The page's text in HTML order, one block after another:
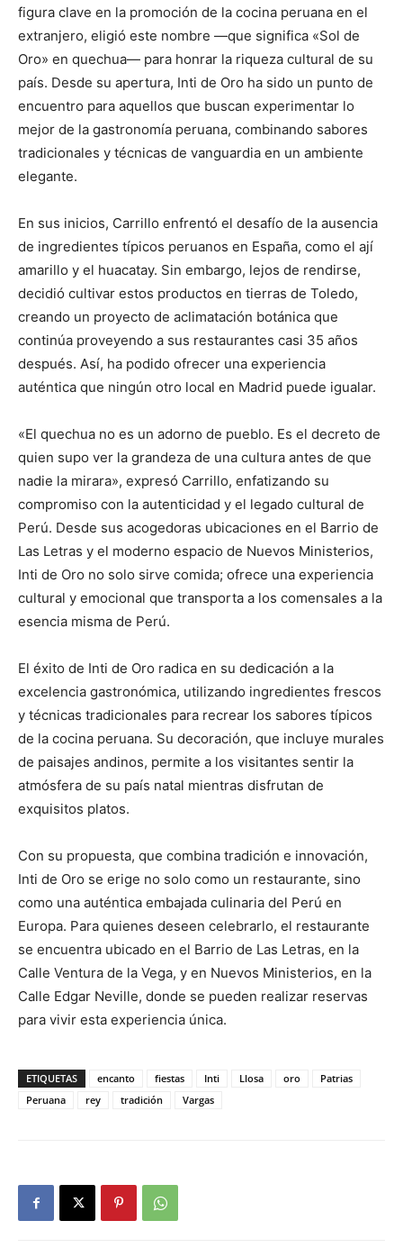
figura clave en la promoción de la cocina peruana en el
extranjero, eligió este nombre —que significa «Sol de
Oro» en quechua— para honrar la riqueza cultural de su
país. Desde su apertura, Inti de Oro ha sido un punto de
encuentro para aquellos que buscan experimentar lo
mejor de la gastronomía peruana, combinando sabores
tradicionales y técnicas de vanguardia en un ambiente
elegante.
En sus inicios, Carrillo enfrentó el desafío de la ausencia
de ingredientes típicos peruanos en España, como el ají
amarillo y el huacatay. Sin embargo, lejos de rendirse,
decidió cultivar estos productos en tierras de Toledo,
creando un proyecto de aclimatación botánica que
continúa proveyendo a sus restaurantes casi 35 años
después. Así, ha podido ofrecer una experiencia
auténtica que ningún otro local en Madrid puede igualar.
«El quechua no es un adorno de pueblo. Es el decreto de
quien supo ver la grandeza de una cultura antes de que
nadie la mirara», expresó Carrillo, enfatizando su
compromiso con la autenticidad y el legado cultural de
Perú. Desde sus acogedoras ubicaciones en el Barrio de
Las Letras y el moderno espacio de Nuevos Ministerios,
Inti de Oro no solo sirve comida; ofrece una experiencia
cultural y emocional que transporta a los comensales a la
esencia misma de Perú.
El éxito de Inti de Oro radica en su dedicación a la
excelencia gastronómica, utilizando ingredientes frescos
y técnicas tradicionales para recrear los sabores típicos
de la cocina peruana. Su decoración, que incluye murales
de paisajes andinos, permite a los visitantes sentir la
atmósfera de su país natal mientras disfrutan de
exquisitos platos.
Con su propuesta, que combina tradición e innovación,
Inti de Oro se erige no solo como un restaurante, sino
como una auténtica embajada culinaria del Perú en
Europa. Para quienes deseen celebrarlo, el restaurante
se encuentra ubicado en el Barrio de Las Letras, en la
Calle Ventura de la Vega, y en Nuevos Ministerios, en la
Calle Edgar Neville, donde se pueden realizar reservas
para vivir esta experiencia única.
ETIQUETAS encanto fiestas Inti Llosa oro
Patrias
Peruana
rey tradición Vargas